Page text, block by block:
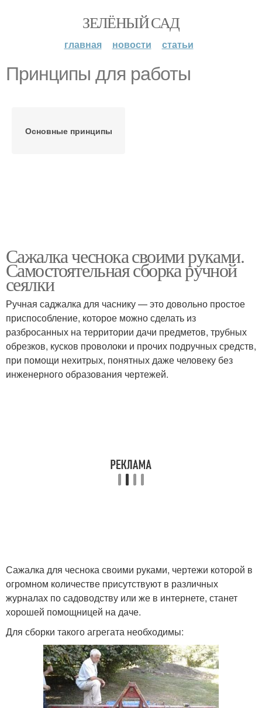
ЗЕЛЁНЫЙ САД
главная новости статьи
Принципы для работы
Основные принципы
Сажалка чеснока своими руками.
Самостоятельная сборка ручной
сеялки
Ручная саджалка для часнику — это довольно простое
приспособление, которое можно сделать из
разбросанных на территории дачи предметов, трубных
обрезков, кусков проволоки и прочих подручных средств,
при помощи нехитрых, понятных даже человеку без
инженерного образования чертежей.
Сажалка для чеснока своими руками, чертежи которой в
огромном количестве присутствуют в различных
журналах по садоводству или же в интернете, станет
хорошей помощницей на даче.
Для сборки такого агрегата необходимы: